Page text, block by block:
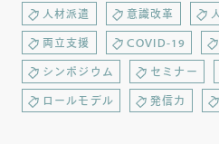
人材派遣 意識改革
両立支援 COVID-19
シンポジウム セミナー
ロールモデル 発信力